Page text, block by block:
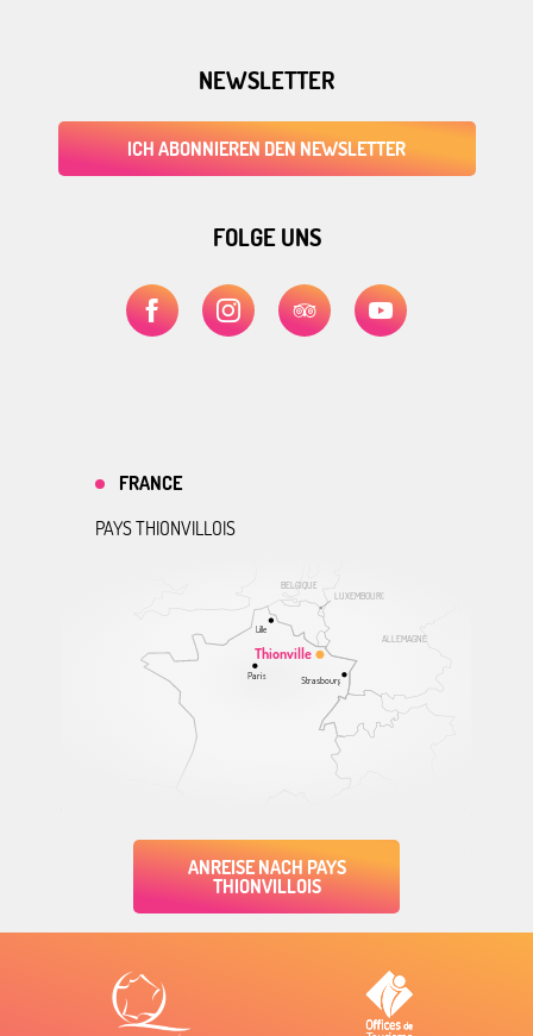
NEWSLETTER
ICH ABONNIEREN DEN NEWSLETTER
FOLGE UNS
ALLEMAGNE
BELGIQUE
LUXEMBOURG
Thionville
Lille
Paris Strasbourg
FRANCE
PAYS THIONVILLOIS
ANREISE NACH PAYS
THIONVILLOIS